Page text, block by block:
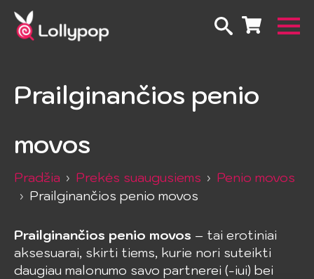
Prailginančios penio
movos
Pradžia Prekės suaugusiems
Penio movos
Prailginančios penio movos
Prailginančios penio movos – tai erotiniai
aksesuarai, skirti tiems, kurie nori suteikti
daugiau malonumo savo partnerei (-iui) bei